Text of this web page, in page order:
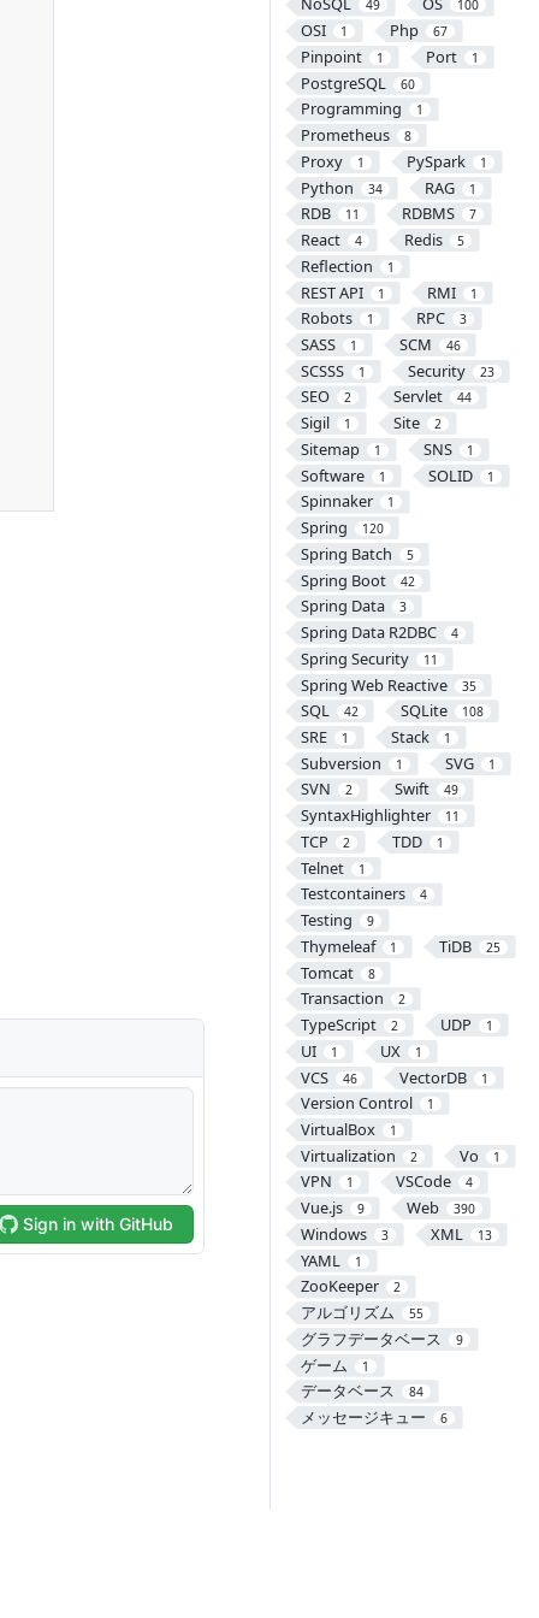
49 100
OSI 1 Php 67
Pinpoint 1 Port 1
PostgreSQL 60
Programming 1
Prometheus 8
Proxy 1 PySpark 1
Python 34 RAG 1
RDB 11 RDBMS 7
React 4 Redis 5
Reflection 1
REST API 1 RMI 1
Robots 1 RPC 3
SASS 1 SCM 46
SCSSS 1 Security 23
SEO 2 Servlet 44
Sigil 1 Site 2
Sitemap 1 SNS 1
Software 1 SOLID 1
Spinnaker 1
Spring 120
Spring Batch 5
Spring Boot 42
Spring Data 3
Spring Data R2DBC 4
Spring Security 11
Spring Web Reactive 35
SQL 42 SQLite 108
SRE 1 Stack 1
Subversion 1 SVG 1
SVN 2 Swift 49
SyntaxHighlighter 11
TCP 2 TDD 1
Telnet 1
Testcontainers 4
Testing 9
Thymeleaf 1 TiDB 25
Tomcat 8
Transaction 2
TypeScript 2 UDP 1
UI 1 UX 1
VCS 46 VectorDB 1
Version Control 1
VirtualBox 1
Virtualization 2 Vo 1
VPN 1 VSCode 4
Vue.js 9 Web 390
Windows 3 XML 13
YAML 1
ZooKeeper 2
アルゴリズム 55
グラフデータベース 9
ゲーム 1
データベース 84
メッセージキュー 6